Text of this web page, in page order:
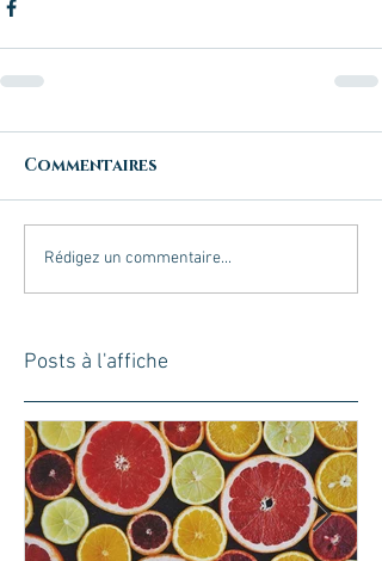
Commentaires
Rédigez un commentaire...
Posts à l'affiche